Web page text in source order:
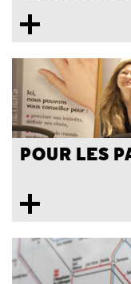
POUR LES